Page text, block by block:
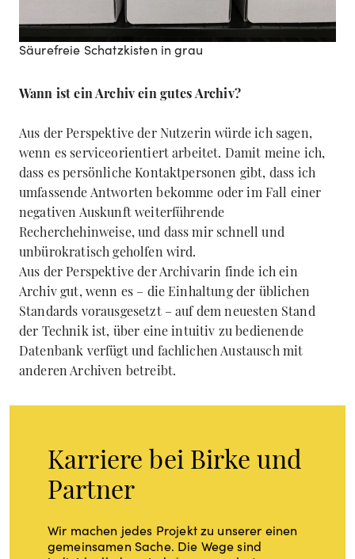
Säurefreie Schatzkisten in grau
Wann ist ein Archiv ein gutes Archiv?
Aus der Perspektive der Nutzerin würde ich sagen,
wenn es serviceorientiert arbeitet. Damit meine ich,
dass es persönliche Kontaktpersonen gibt, dass ich
umfassende Antworten bekomme oder im Fall einer
negativen Auskunft weiterführende
Recherchehinweise, und dass mir schnell und
unbürokratisch geholfen wird.
Aus der Perspektive der Archivarin finde ich ein
Archiv gut, wenn es – die Einhaltung der üblichen
Standards vorausgesetzt – auf dem neuesten Stand
der Technik ist, über eine intuitiv zu bedienende
Datenbank verfügt und fachlichen Austausch mit
anderen Archiven betreibt.
Karriere bei Birke und
Partner
Wir machen jedes Projekt zu unserer einen
gemeinsamen Sache. Die Wege sind